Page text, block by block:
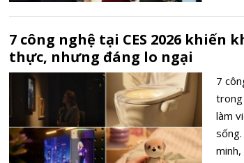
7 công nghệ tại CES 2026
thực, nhưng đáng lo ngại
7
trong
làm